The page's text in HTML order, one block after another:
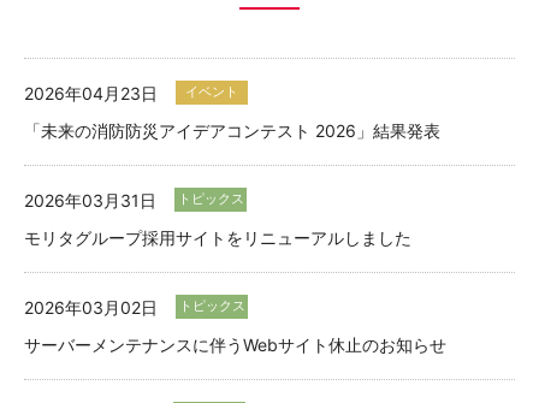
2026年04月23日 イベント
「未来の消防防災アイデアコンテスト 2026」結果発表
2026年03月31日 トピックス
モリタグループ採用サイトをリニューアルしました
2026年03月02日 トピックス
サーバーメンテナンスに伴うWebサイト休止のお知らせ